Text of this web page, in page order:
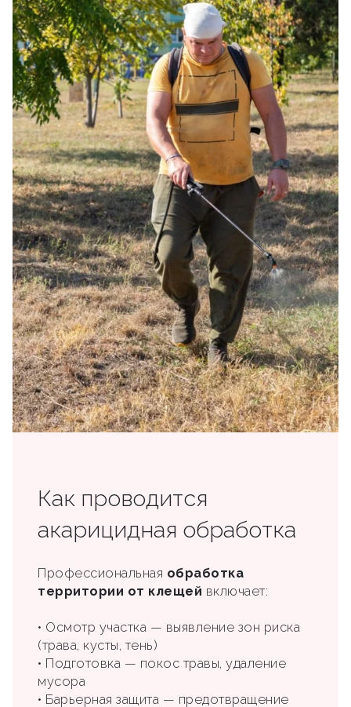
Как проводится
акарицидная обработка
Профессиональная обработка
территории от клещей включает:
• Осмотр участка — выявление зон риска
(трава, кусты, тень)
• Подготовка — покос травы, удаление
мусора
• Барьерная защита — предотвращение